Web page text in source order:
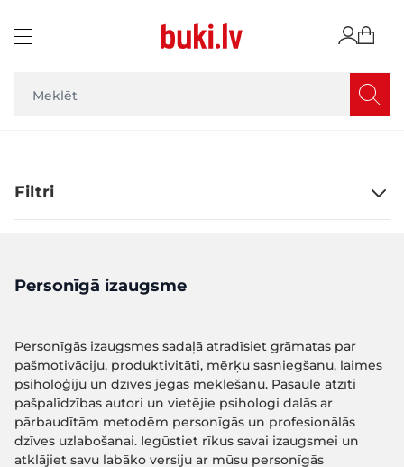
Filtri
Personīgā izaugsme
Personīgās izaugsmes sadaļā atradīsiet grāmatas par
pašmotivāciju, produktivitāti, mērķu sasniegšanu, laimes
psiholoģiju un dzīves jēgas meklēšanu. Pasaulē atzīti
pašpalīdzības autori un vietējie psihologi dalās ar
pārbaudītām metodēm personīgās un profesionālās
dzīves uzlabošanai. Iegūstiet rīkus savai izaugsmei un
atklājiet savu labāko versiju ar mūsu personīgās